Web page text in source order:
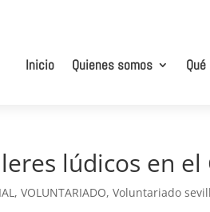
Inicio Quienes somos
lúdicos en el
,VOLUNTARIADO,Voluntariado